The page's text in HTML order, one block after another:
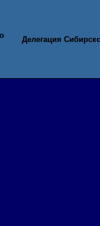
Делегация